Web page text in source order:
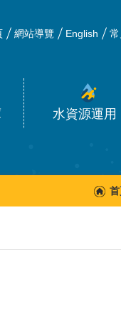
網站導覽 English
水資源運用